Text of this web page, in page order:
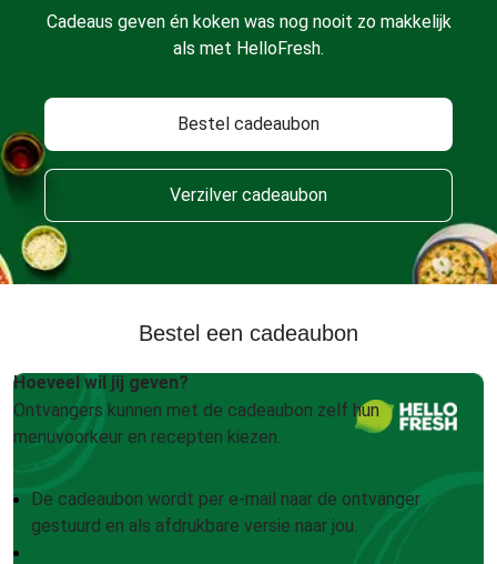
Cadeaus geven én koken was nog nooit zo makkelijk
als met HelloFresh.
Bestel cadeaubon
Verzilver cadeaubon
Bestel een cadeaubon
Hoeveel wil jij geven?
Ontvangers kunnen met de cadeaubon zelf hun
menuvoorkeur en recepten kiezen.
De cadeaubon wordt per e-mail naar de ontvanger
gestuurd en als afdrukbare versie naar jou.